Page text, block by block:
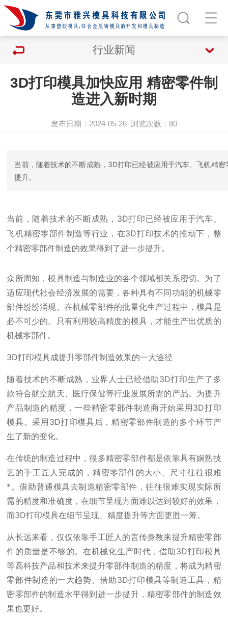
行业新闻
3D打印模具加快应用 精密零件制
造进入新时期
发布日期：2024-05-26 浏览次数：80
当前，随着技术的不断成熟，3D打印已经被应用于汽车、飞机精
提升。
当前，随着技术的不断成熟，3D打印已经被应用于汽车、
飞机精密零部件制造等行业，在3D打印技术的推动下，整
个精密零部件制造的效果得到了进一步提升。
众所周知，模具制造与制造业的各个领域都关系密切。为了
适应现代社会经济发展的需要，各种具有不同功能的机械零
部件纷纷涌现。在机械零部件的批量化生产过程中，模具是
必不可少的。只有利用较高精度的模具，才能生产出优质的
机械零部件。
3D打印模具成提升零部件制造效果的一大途径
随着技术的不断成熟，业界人士已经借助3D打印生产了多
款符合航空航天、医疗保健等行业发展所需的产品。为提升
产品制造的精度，一些精密零部件制造商开始采用3D打印
模具。采用3D打印模具后，精密零部件制造的多个环节产
生了新的变化。
在传统的制造过程中，很多精密零部件都是依靠具有娴熟技
艺的手工匠人完成的，精密零部件的大小、尺寸往往很难
*。借助普通模具去制造精密零部件，往往很难实现实际所
需的精度和准确度，在细节呈现方面难以达到较好的效果，
而3D打印模具在细节呈现、精度提升等方面更胜一筹。
从长远来看，仅仅依靠手工匠人的言传身教来提升精密零部
件的质量是不够的。在机械化生产时代，借助3D打印模具
等高科技产品和技术来提升零部件制造的精度，将成为精密
零部件制造的一大趋势。借助3D打印模具等制造工具，精
密零部件的制造水平得到进一步提升，精密零部件的制造效
果也更好。